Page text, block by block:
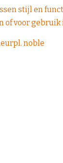
stijl en
of voor
noble